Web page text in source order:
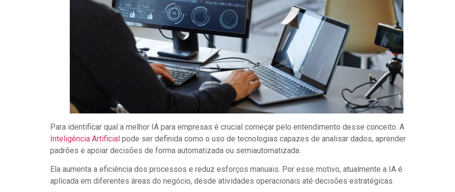
Para identificar qual a melhor IA para empresas é crucial começar pelo entendimento desse conceito. A
Inteligência Artificial pode ser definida como o uso de tecnologias capazes de analisar dados, aprender
padrões e apoiar decisões de forma automatizada ou semiautomatizada.
Ela aumenta a eficiência dos processos e reduz esforços manuais. Por esse motivo, atualmente a IA é
aplicada em diferentes áreas do negócio, desde atividades operacionais até decisões estratégicas.